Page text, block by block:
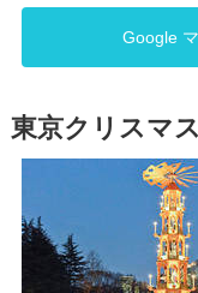
Google
東京クリスマ